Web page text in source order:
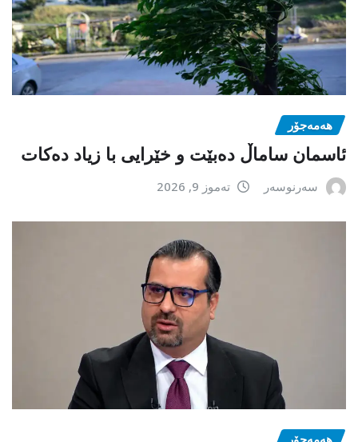
هەمەجۆر
ئاسمان ساماڵ دەبێت و خێرایی با زیاد دەکات
سەرنوسەر تەموز 9, 2026
هەمەجۆر